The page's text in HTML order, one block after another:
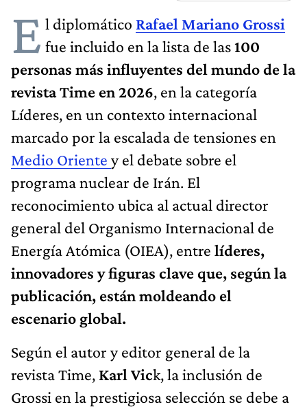
E l diplomático Rafael Mariano Grossi
fue incluido en la lista de las100
personas más influyentes del mundo de la
revista Time en 2026, en la categoría
Líderes, en un contexto internacional
marcado por la escalada de tensiones en
Medio Oriente y el debate sobre el
programa nuclear de Irán. El
reconocimiento ubica al actual director
general del Organismo Internacional de
Energía Atómica (OIEA), entre líderes,
innovadores y figuras clave que, según la
publicación, están moldeando el
escenario global.
Según el autor y editor general de la
revista Time, Karl Vick, la inclusión de
Grossi en la prestigiosa selección se debe a